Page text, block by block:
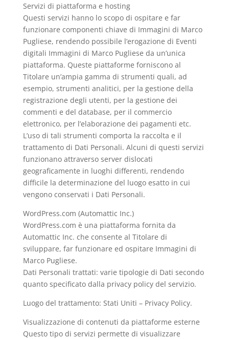
Servizi di piattaforma e hosting
Questi servizi hanno lo scopo di ospitare e far
funzionare componenti chiave di Immagini di Marco
Pugliese, rendendo possibile l’erogazione di Eventi
digitali Immagini di Marco Pugliese da un’unica
piattaforma. Queste piattaforme forniscono al
Titolare un’ampia gamma di strumenti quali, ad
esempio, strumenti analitici, per la gestione della
registrazione degli utenti, per la gestione dei
commenti e del database, per il commercio
elettronico, per l’elaborazione dei pagamenti etc.
L’uso di tali strumenti comporta la raccolta e il
trattamento di Dati Personali. Alcuni di questi servizi
funzionano attraverso server dislocati
geograficamente in luoghi differenti, rendendo
difficile la determinazione del luogo esatto in cui
vengono conservati i Dati Personali.
WordPress.com (Automattic Inc.)
WordPress.com è una piattaforma fornita da
Automattic Inc. che consente al Titolare di
sviluppare, far funzionare ed ospitare Immagini di
Marco Pugliese.
Dati Personali trattati: varie tipologie di Dati secondo
quanto specificato dalla privacy policy del servizio.
Luogo del trattamento: Stati Uniti – Privacy Policy.
Visualizzazione di contenuti da piattaforme esterne
Questo tipo di servizi permette di visualizzare